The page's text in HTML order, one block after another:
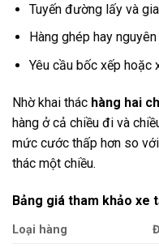
Tuyến đường lấy và
Hàng ghép hay nguyên
Yêu cầu bốc xếp hoặc
Nhờ khai thác hàng hai
hàng ở cả chiều đi và
mức cước thấp hơn so
thác một chiều.
Bảng giá tham khảo xe
Loại hàng